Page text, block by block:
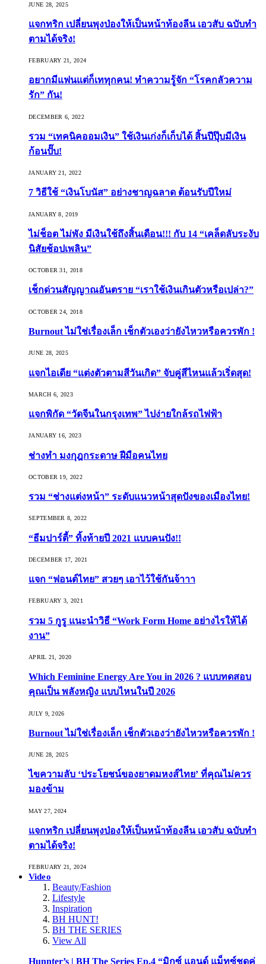
JUNE 28, 2025
แจกทริก เปลี่ยนพุงป่องให้เป็นหน้าท้องลีน เอวสับ ฉบับทำ
ตามได้จริง!
FEBRUARY 21, 2024
อยากมีแฟนแต่ก็เททุกคน! ทำความรู้จัก “โรคกลัวความ
รัก” กัน!
DECEMBER 6, 2022
รวม “เทคนิคออมเงิน” ใช้เงินเก่งก็เก็บได้ สิ้นปีปุ๊บมีเงิน
ก้อนปั๊บ!
JANUARY 21, 2022
7 วิธีใช้ “เงินโบนัส” อย่างชาญฉลาด ต้อนรับปีใหม่
JANUARY 8, 2019
ไม่ช็อต ไม่พัง มีเงินใช้ถึงสิ้นเดือน!!! กับ 14 “เคล็ดลับระงับ
นิสัยช้อปเพลิน”
OCTOBER 31, 2018
เช็กด่วนสัญญาณอันตราย “เราใช้เงินเกินตัวหรือเปล่า?”
OCTOBER 24, 2018
Burnout ไม่ใช่เรื่องเล็ก เช็กตัวเองว่ายังไหวหรือควรพัก !
JUNE 28, 2025
แจกไอเดีย “แต่งตัวตามสีวันเกิด” จับคู่สีไหนแล้วเริ่ดสุด!
MARCH 6, 2023
แจกพิกัด “วัดจีนในกรุงเทพ” ไปง่ายใกล้รถไฟฟ้า
JANUARY 16, 2023
ช่างทำ มงกุฎกระดาษ ฝีมือคนไทย
OCTOBER 19, 2022
รวม “ช่างแต่งหน้า” ระดับแนวหน้าสุดปังของเมืองไทย!
SEPTEMBER 8, 2022
“ธีมปาร์ตี้” ทิ้งท้ายปี 2021 แบบคนปัง!!
DECEMBER 17, 2021
แจก “ฟอนต์ไทย” สวยๆ เอาไว้ใช้กันจ้าาา
FEBRUARY 3, 2021
รวม 5 กูรู แนะนำวิธี “Work Form Home อย่างไรให้ได้
งาน”
APRIL 21, 2020
Which Feminine Energy Are You in 2026 ? แบบทดสอบ
คุณเป็น พลังหญิง แบบไหนในปี 2026
JULY 9, 2026
Burnout ไม่ใช่เรื่องเล็ก เช็กตัวเองว่ายังไหวหรือควรพัก !
JUNE 28, 2025
ไขความลับ ‘ประโยชน์ของยาดมหงส์ไทย’ ที่คุณไม่ควร
มองข้าม
MAY 27, 2024
แจกทริก เปลี่ยนพุงป่องให้เป็นหน้าท้องลีน เอวสับ ฉบับทำ
ตามได้จริง!
FEBRUARY 21, 2024
Video
Beauty/Fashion
Lifestyle
Inspiration
BH HUNT!
BH THE SERIES
View All
Hunnter’s | BH The Series Ep.4 “มิกซ์ แอนด์ แม็ทซ์ชุดคู่